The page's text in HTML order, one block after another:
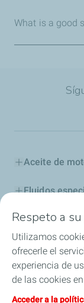
What is a good
Aceite de
Fluidos
Aditivos y
Industria
Competición
Respeto a
Utilizamos
ofrecerle el
experiencia de
de las cookies
botón «Gérer
Acceder a la